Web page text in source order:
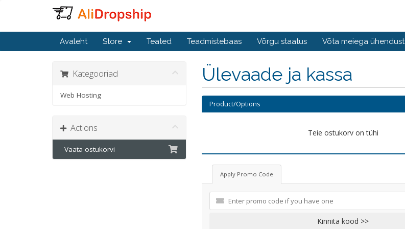
Avaleht Store Teated Teadmistebaas Võrgu staatus Võta meiega ühendust
Ülevaade ja kassa
Kategooriad
Web Hosting
Actions
Vaata ostukorvi
Product/Options
Teie ostukorv on tühi
Apply Promo Code
Kinnita kood >>